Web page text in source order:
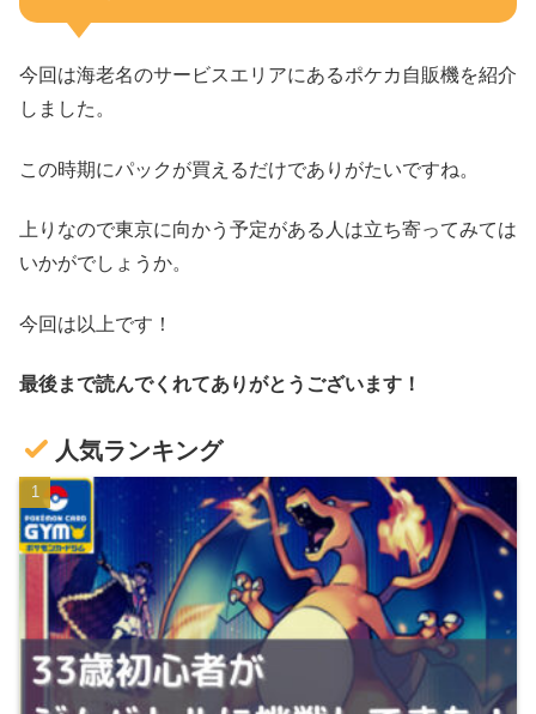
今回は海老名のサービスエリアにあるポケカ自販機を紹介
しました。
この時期にパックが買えるだけでありがたいですね。
上りなので東京に向かう予定がある人は立ち寄ってみては
いかがでしょうか。
今回は以上です！
最後まで読んでくれてありがとうございます！
人気ランキング